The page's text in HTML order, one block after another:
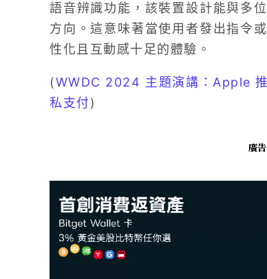
語音辨識功能，該裝置設計能與多
方向。這意味著當使用者發出指令
性化且互動感十足的體驗。
(WWDC 2024 主題演講：Apple
私支付)
廣